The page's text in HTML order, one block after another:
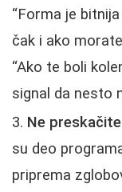
“Forma je
čak i ako
“Ako te boli
signal da nesto
Ne
su deo
priprema